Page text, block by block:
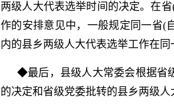
两级人大代表选举时间的决定。在
作的安排意见中，一般规定同一省(
内的县乡两级人大代表选举工作在同
◆最后，县级人大常委会根据省
的决定和省级党委批转的县乡两级